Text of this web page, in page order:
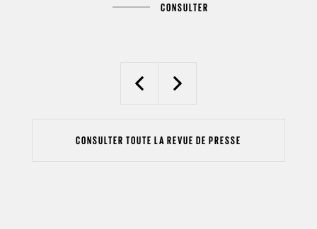
CONSULTER
PreviousNext
CONSULTER TOUTE LA REVUE DE PRESSE